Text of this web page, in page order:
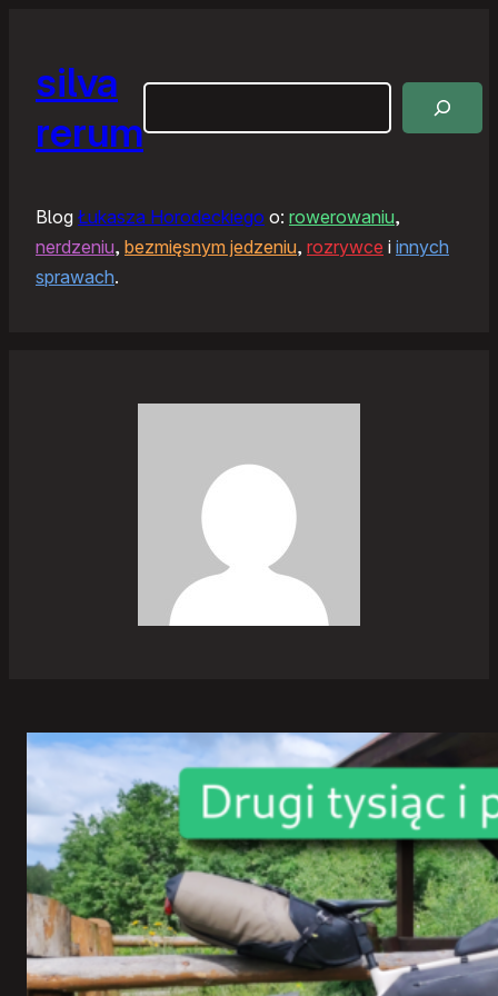
silva
rerum
Blog Łukasza Horodeckiego o: rowerowaniu,
nerdzeniu, bezmięsnym jedzeniu, rozrywce i innych
sprawach.